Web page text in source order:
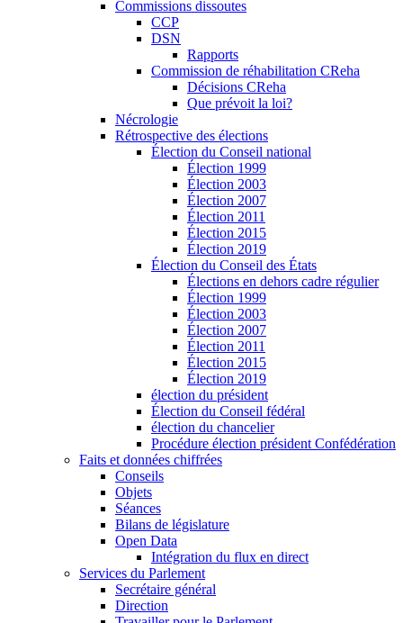
Commissions dissoutes
CCP
DSN
Rapports
Commission de réhabilitation CReha
Décisions CReha
Que prévoit la loi?
Nécrologie
Rétrospective des élections
Élection du Conseil national
Élection 1999
Élection 2003
Élection 2007
Élection 2011
Élection 2015
Élection 2019
Élection du Conseil des États
Élections en dehors cadre régulier
Élection 1999
Élection 2003
Élection 2007
Élection 2011
Élection 2015
Élection 2019
élection du président
Élection du Conseil fédéral
élection du chancelier
Procédure élection président Confédération
Faits et données chiffrées
Conseils
Objets
Séances
Bilans de législature
Open Data
Intégration du flux en direct
Services du Parlement
Secrétaire général
Direction